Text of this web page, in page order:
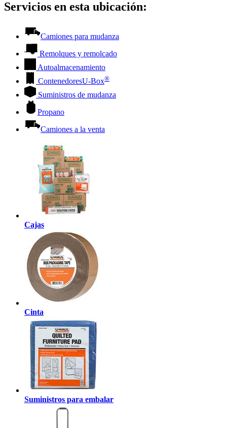
Servicios en esta ubicación:
Camiones para mudanza
Remolques y remolcado
Autoalmacenamiento
ContenedoresU-Box®
Suministros de mudanza
Propano
Camiones a la venta
Cajas
Cinta
Suministros para embalar